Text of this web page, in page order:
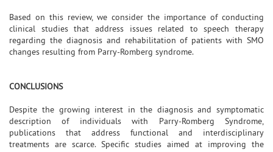
Based on this review, we consider the importance of conducting
clinical studies that address issues related to speech therapy
regarding the diagnosis and rehabilitation of patients with SMO
changes resulting from Parry-Romberg syndrome.
CONCLUSIONS
Despite the growing interest in the diagnosis and symptomatic
description of individuals with Parry-Romberg Syndrome,
publications that address functional and interdisciplinary
treatments are scarce. Specific studies aimed at improving the